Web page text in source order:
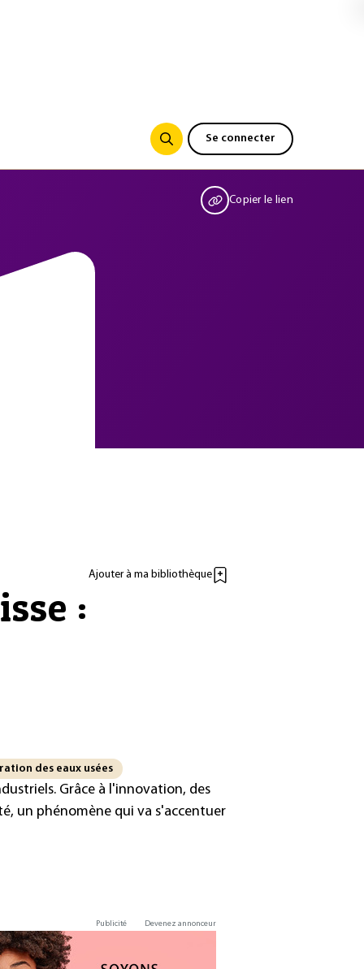
Se connecter
Copier le lien
Ajouter à ma bibliothèque
:
des eaux usées
Grâce à l'innovation, des
un phénomène qui va s'accentuer
Publicité Devenez annonceur